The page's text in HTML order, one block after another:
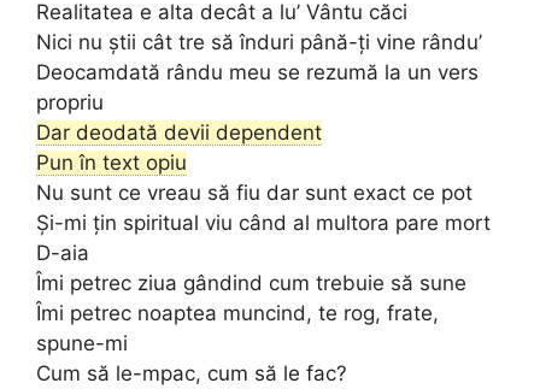
Realitatea e alta decât a lu’ Vântu căci
Nici nu știi cât tre să înduri până-ți vine rându’
Deocamdată rându meu se rezumă la un vers
propriu
Dar deodată devii dependent
Pun în text opiu
Nu sunt ce vreau să fiu dar sunt exact ce pot
Și-mi țin spiritual viu când al multora pare mort
D-aia
Îmi petrec ziua gândind cum trebuie să sune
Îmi petrec noaptea muncind, te rog, frate,
spune-mi
Cum să le-mpac, cum să le fac?